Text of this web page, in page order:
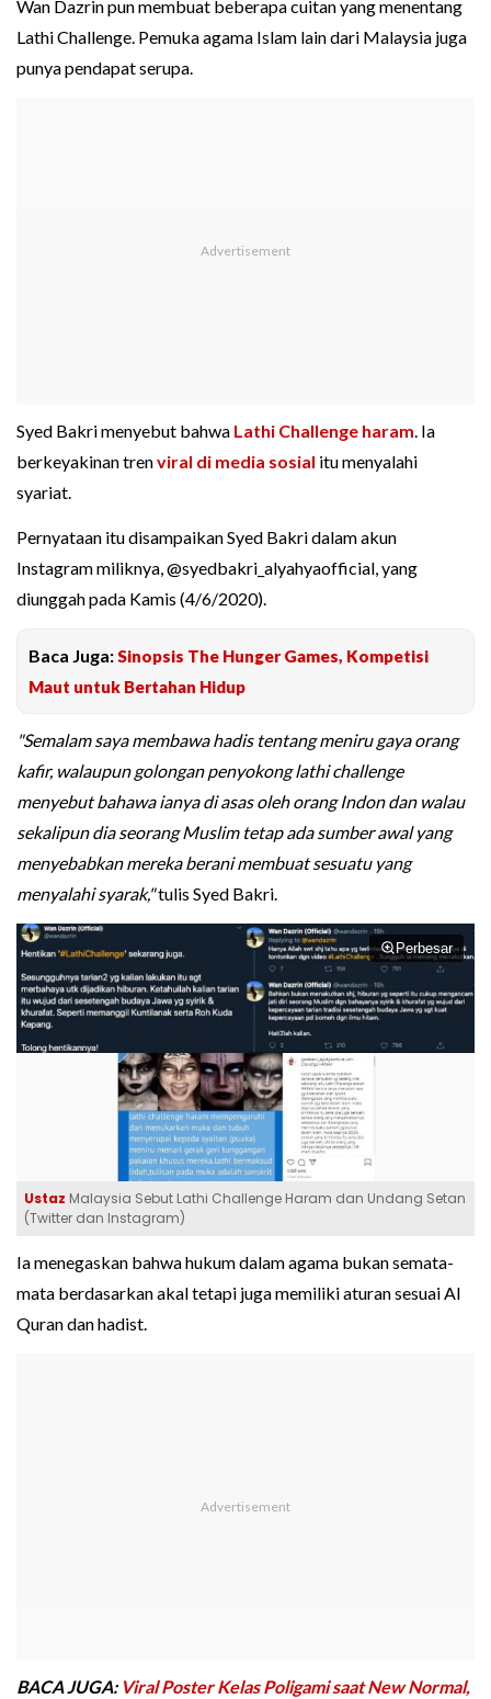
Wan Dazrin pun membuat beberapa cuitan yang menentang
Lathi Challenge. Pemuka agama Islam lain dari Malaysia juga
punya pendapat serupa.
Syed Bakri menyebut bahwa Lathi Challenge haram. Ia
berkeyakinan trenviral di media sosial itu menyalahi
syariat.
Pernyataan itu disampaikan Syed Bakri dalam akun
Instagram miliknya, @syedbakri_alyahyaofficial, yang
diunggah pada Kamis (4/6/2020).
Baca Juga:Sinopsis The Hunger Games, Kompetisi
Maut untuk Bertahan Hidup
"Semalam saya membawa hadis tentang meniru gaya orang
kafir, walaupun golongan penyokong lathi challenge
menyebut bahawa ianya di asas oleh orang Indon dan walau
sekalipun dia seorang Muslim tetap ada sumber awal yang
menyebabkan mereka berani membuat sesuatu yang
menyalahi syarak,"tulis Syed Bakri.
Perbesar
Ustaz Malaysia Sebut Lathi Challenge Haram dan Undang Setan
(Twitter dan Instagram)
Ia menegaskan bahwa hukum dalam agama bukan semata-
mata berdasarkan akal tetapi juga memiliki aturan sesuai Al
Quran dan hadist.
BACA JUGA: Viral Poster Kelas Poligami saat New Normal,